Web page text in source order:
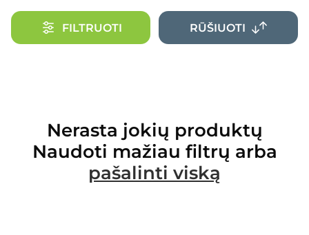
FILTRUOTI RŪŠIUOTI
Nerasta jokių produktų
Naudoti mažiau filtrų arba
pašalinti viską